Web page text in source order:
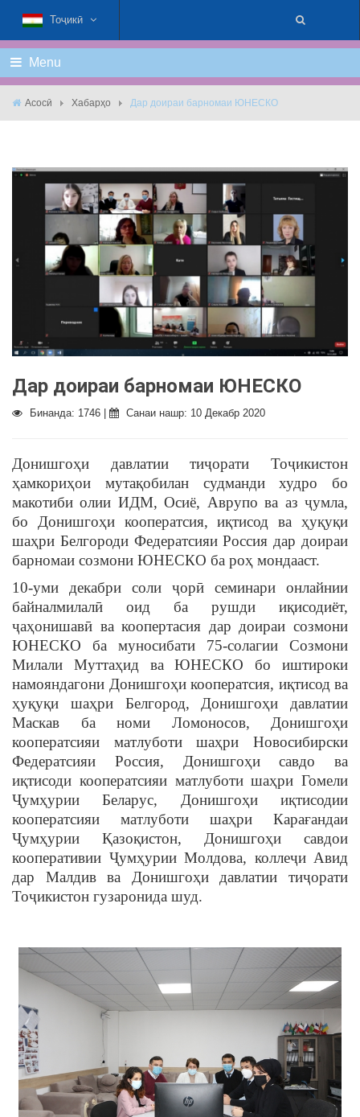
Тоҷикӣ
Menu
Асосӣ Хабарҳо Дар доираи барномаи ЮНЕСКО
Дар доираи барномаи ЮНЕСКО
Бинанда: 1746 | Санаи нашр: 10 Декабр 2020
Донишгоҳи давлатии тиҷорати Тоҷикистон
ҳамкориҳои мутақобилан судманди худро бо
макотиби олии ИДМ, Осиё, Аврупо ва аз ҷумла,
бо Донишгоҳи кооператсия, иқтисод ва ҳуқуқи
шаҳри Белгороди Федератсияи Россия дар доираи
барномаи созмони ЮНЕСКО ба роҳ мондааст.
10-уми декабри соли ҷорӣ семинари онлайнии
байналмилалӣ оид ба рушди иқисодиёт,
ҷаҳонишавӣ ва коопертасия дар доираи созмони
ЮНЕСКО ба муносибати 75-солагии Созмони
Милали Муттаҳид ва ЮНЕСКО бо иштироки
намояндагони Донишгоҳи кооператсия, иқтисод ва
ҳуқуқи шаҳри Белгород, Донишгоҳи давлатии
Маскав ба номи Ломоносов, Донишгоҳи
кооператсияи матлуботи шаҳри Новосибирски
Федератсияи Россия, Донишгоҳи савдо ва
иқтисоди кооператсияи матлуботи шаҳри Гомели
Ҷумҳурии Беларус, Донишгоҳи иқтисодии
кооператсияи матлуботи шаҳри Карағандаи
Ҷумҳурии Қазоқистон, Донишгоҳи савдои
кооперативии Ҷумҳурии Молдова, коллеҷи Авид
дар Малдив ва Донишгоҳи давлатии тиҷорати
Тоҷикистон гузаронида шуд.